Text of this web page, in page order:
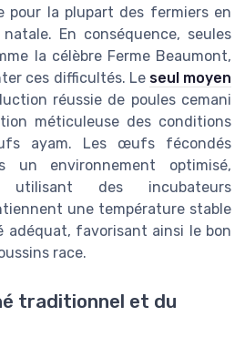
pour la plupart des fermiers en
En conséquence, seules
la célèbre Ferme Beaumont,
ces difficultés. Le seul moyen
réussie de poules cemani
méticuleuse des conditions
ayam. Les œufs fécondés
un environnement optimisé,
utilisant des incubateurs
une température stable
favorisant ainsi le bon
race.
traditionnel et du